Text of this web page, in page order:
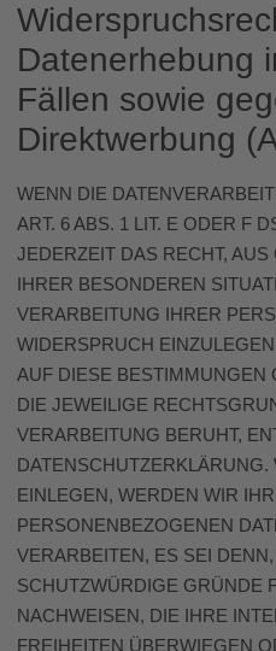
Datenerhebung
Fällen sowie
Direktwerbung
WENN DIE
ART. 6 ABS. 1 LIT. E ODER F
JEDERZEIT DAS RECHT,
IHRER BESONDEREN
VERARBEITUNG IHRER
WIDERSPRUCH
AUF DIESE BESTIMMUNGEN
DIE JEWEILIGE
VERARBEITUNG BERUHT,
EINLEGEN, WERDEN WIR
PERSONENBEZOGENEN
VERARBEITEN, ES SEI
SCHUTZWÜRDIGE GRÜNDE
NACHWEISEN, DIE IHRE
FREIHEITEN ÜBERWIEGEN